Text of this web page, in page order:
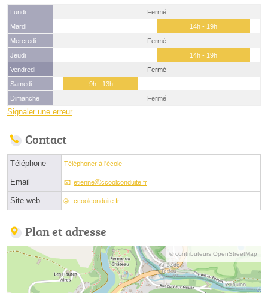
Lundi
Fermé
Mardi
14h - 19h
Mercredi
Fermé
Jeudi
14h - 19h
Vendredi
Fermé
Samedi
9h - 13h
Dimanche
Fermé
Signaler une erreur
Contact
Téléphone Téléphoner à l'école
Email etienneⓐccoolconduite.fr
Site web ccoolconduite.fr
Plan et adresse
© contributeurs OpenStreetMap